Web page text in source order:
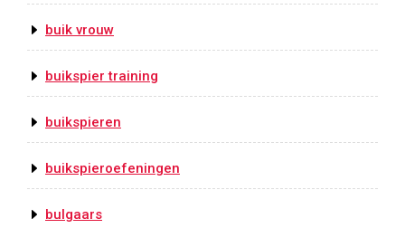
buik vrouw
buikspier training
buikspieren
buikspieroefeningen
bulgaars